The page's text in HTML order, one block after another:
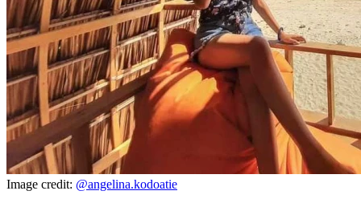
Image credit: @angelina.kodoatie